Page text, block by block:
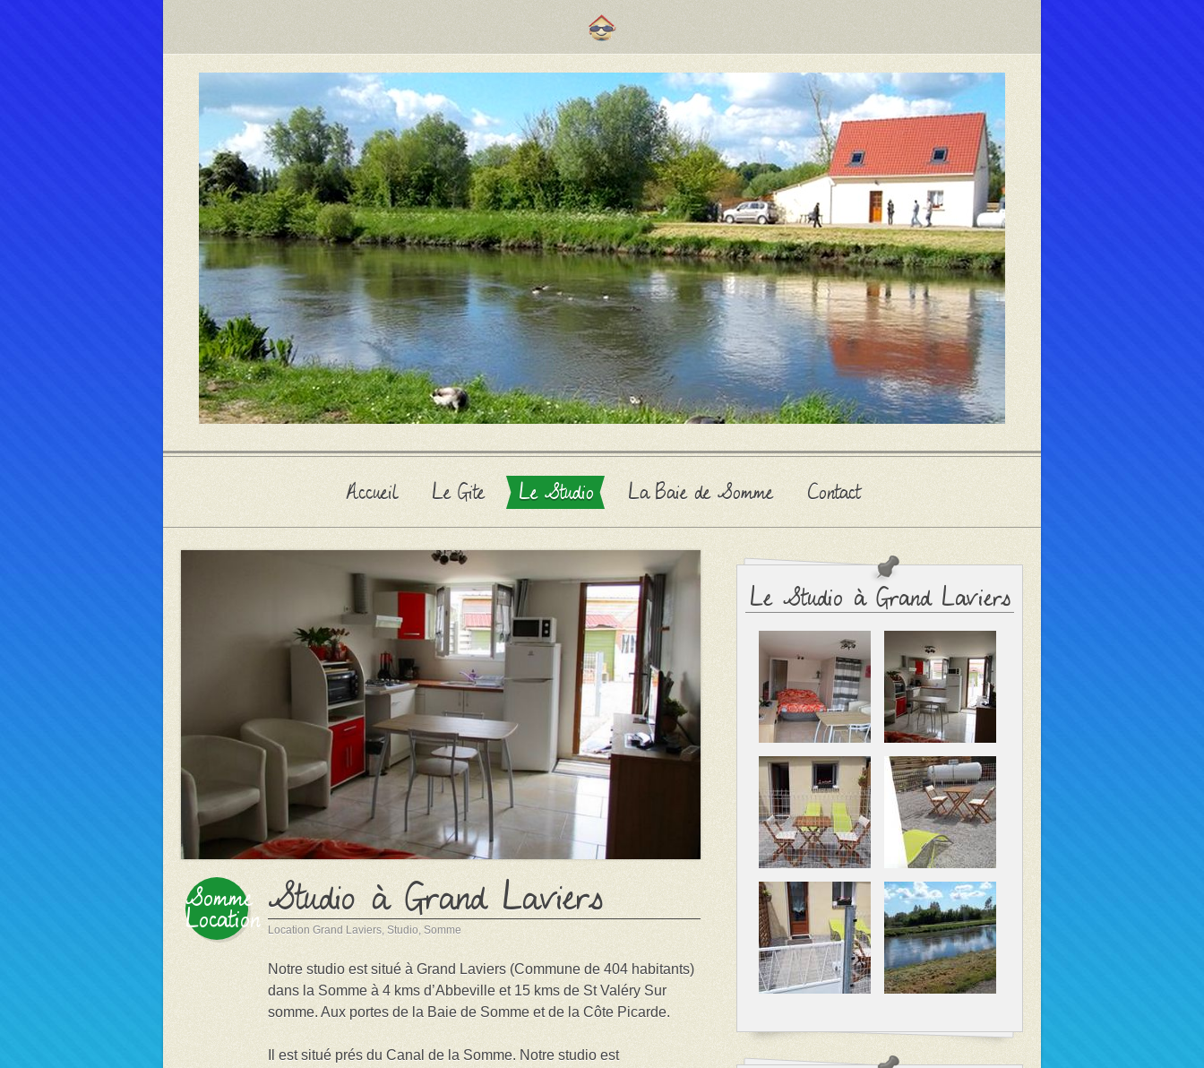
Accueil Le Gite Le Studio La Baie de Somme Contact
Somme
Location Studio à Grand Laviers
Location Grand Laviers, Studio, Somme
Notre studio est situé à Grand Laviers (Commune de 404 habitants)
dans la Somme à 4 kms d’Abbeville et 15 kms de St Valéry Sur
somme. Aux portes de la Baie de Somme et de la Côte Picarde.
Il est situé prés du Canal de la Somme. Notre studio est
Le Studio à Grand Laviers